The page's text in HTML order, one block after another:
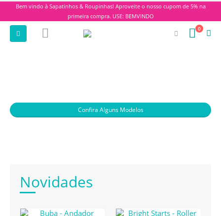
Bem vindo à Sapatinhos & Roupinhas! Aproveite o nosso cupom de 5% na
primeira compra. USE: BEMVINDO
0
Confira Alguns Modelos
Novidades